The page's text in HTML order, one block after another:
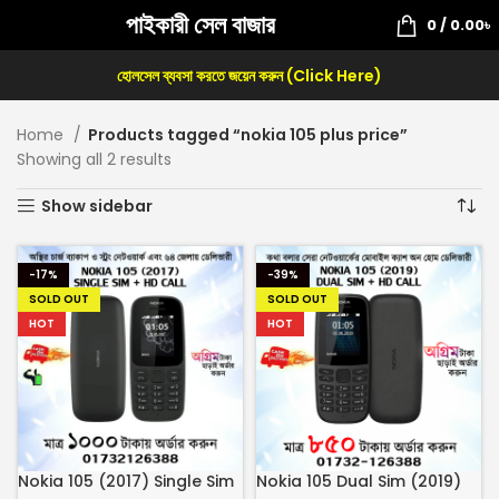
পাইকারী সেল বাজার 0/ 0.00৳
হোলসেল ব্যবসা করতে জয়েন করুন (Click Here)
Home
Products tagged “nokia 105 plus price”
Showing all 2 results
Show sidebar
-17%
SOLD OUT
HOT
Nokia 105 (2017) Single Sim
-39%
SOLD OUT
HOT
Nokia 105 Dual Sim (2019)